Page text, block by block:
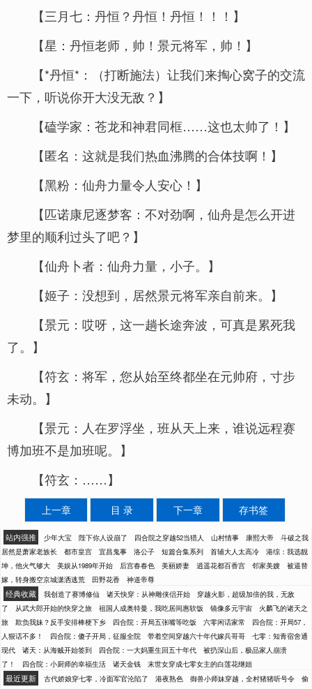
【三月七：丹恒？丹恒！丹恒！！！】
【星：丹恒老师，帅！景元将军，帅！】
【*丹恒*：（打断施法）让我们来掏心窝子的交流
一下，听说你开大没无敌？】
【磕学家：苍龙和神君同框……这也太帅了！】
【匿名：这就是我们热血沸腾的合体技啊！】
【黑粉：仙舟力量令人安心！】
【匹诺康尼逐梦客：不对劲啊，仙舟是怎么开进
梦里的顺利过头了吧？】
【仙舟卜者：仙舟力量，小子。】
【姬子：没想到，居然景元将军亲自前来。】
【景元：哎呀，这一趟长途奔波，可真是累死我
了。】
【符玄：将军，您从始至终都坐在元帅府，寸步
未动。】
【景元：人在罗浮坐，班从天上来，谁说远程赛
博加班不是加班呢。】
【符玄：……】
上一章 目 录 下一章 存书签
站内强推 少年大宝 陛下你人设崩了 四合院之穿越52当猎人 山村情事 康熙大帝
斗破之我
居然是萧家老族长
都市皇宫 宜昌鬼事 洛公子 短篇合集系列 首辅大人太高冷
港综：我选靓
坤，他火气够大
美娱从1989年开始 后宫春春色 美丽娇妻 逍遥花都百香宫 邻家美嫂
被逼替
嫁，转身搬空京城潇洒逃荒
田野花香 神道帝尊
经典收藏 我创造了赛博修仙 诸天快穿：从神雕侠侣开始
穿越火影，超级加倍的我，无敌
了
从武大郎开始的快穿之旅 祖国人成奥特曼，我吃居间惠软饭 镜像多元宇宙
火麟飞的诸天之
旅
欺负我妹？反手安排棒梗下乡 四合院：开局五张嘴等吃饭 六零闲话家常
四合院：开局57，
人狠话不多！
四合院：傻子开局，征服全院 带着空间穿越六十年代嫁兵哥哥
七零：知青宿舍通
现代
诸天：从海贼开始签到 四合院：一大妈重生回五十年代
被扔深山后，极品家人崩溃
了！
四合院：小厨师的幸福生活 诸天金钱 末世女穿成七零女主的白莲花继姐
最近更新 古代娇娘穿七零，冷面军官沦陷了 港夜熟色 御兽小师妹穿越，全村猪猪听号令
偷